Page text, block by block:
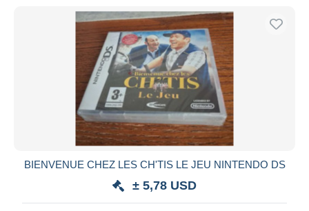
BIENVENUE CHEZ LES CH'TIS LE JEU NINTENDO DS
± 5,78 USD